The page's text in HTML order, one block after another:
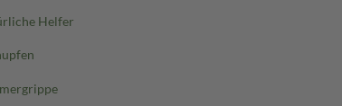
Helfer